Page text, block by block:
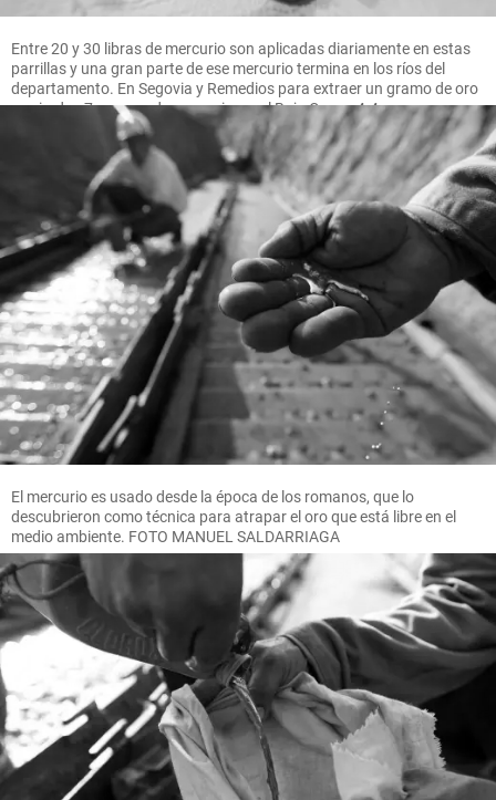
Entre 20 y 30 libras de mercurio son aplicadas diariamente en estas
parrillas y una gran parte de ese mercurio termina en los ríos del
departamento. En Segovia y Remedios para extraer un gramo de oro
se pierden 7 gramos de mercurio, en el Bajo Cauca 4.4 gramos.
FOTO MANUEL SALDARRIAGA
El mercurio es usado desde la época de los romanos, que lo
descubrieron como técnica para atrapar el oro que está libre en el
medio ambiente. FOTO MANUEL SALDARRIAGA